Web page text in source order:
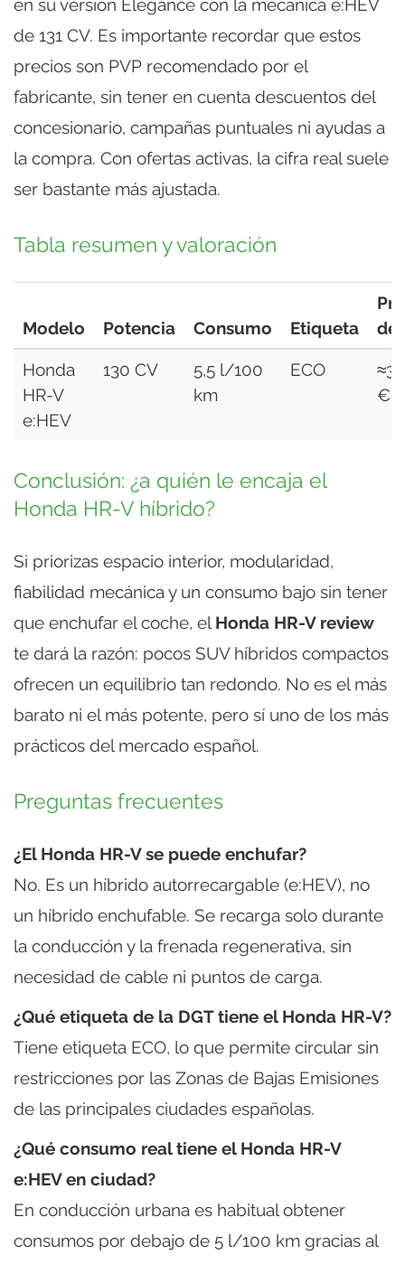
en su versión Elegance con la mecánica e:HEV
de 131 CV. Es importante recordar que estos
precios son PVP recomendado por el
fabricante, sin tener en cuenta descuentos del
concesionario, campañas puntuales ni ayudas a
la compra. Con ofertas activas, la cifra real suele
ser bastante más ajustada.
Tabla resumen y valoración
Modelo Potencia Consumo Etiqueta
Honda
HR-V
e:HEV
130 CV
5,5 l/100
km
ECO
€
Conclusión: ¿a quién le encaja el
Honda HR-V híbrido?
Si priorizas espacio interior, modularidad,
fiabilidad mecánica y un consumo bajo sin tener
que enchufar el coche, el Honda HR-V review
te dará la razón: pocos SUV híbridos compactos
ofrecen un equilibrio tan redondo. No es el más
barato ni el más potente, pero sí uno de los más
prácticos del mercado español.
Preguntas frecuentes
¿El Honda HR-V se puede enchufar?
No. Es un híbrido autorrecargable (e:HEV), no
un híbrido enchufable. Se recarga solo durante
la conducción y la frenada regenerativa, sin
necesidad de cable ni puntos de carga.
¿Qué etiqueta de la DGT tiene el Honda HR-V?
Tiene etiqueta ECO, lo que permite circular sin
restricciones por las Zonas de Bajas Emisiones
de las principales ciudades españolas.
¿Qué consumo real tiene el Honda HR-V
e:HEV en ciudad?
En conducción urbana es habitual obtener
consumos por debajo de 5 l/100 km gracias al